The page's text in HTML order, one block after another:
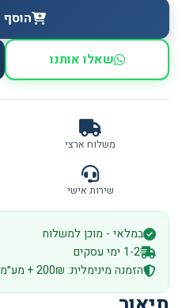
שאלו אותנו
משלוח ארצי
שירות אישי
במלאי - מוכן למשלוח
1-2 ימי עסקים
הזמנה מינימלית: 200₪ + מע״מ